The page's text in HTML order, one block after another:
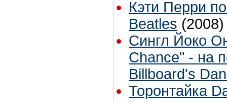
Кэти Перри
Beatles (2008)
Сингл Йоко
Chance" - на
Billboard's
Торонтайка